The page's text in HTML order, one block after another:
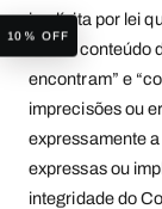
implícita por lei
todo o conteúdo
encontram” e
imprecisões ou
expressamente
expressas ou
integridade do
10% OFF